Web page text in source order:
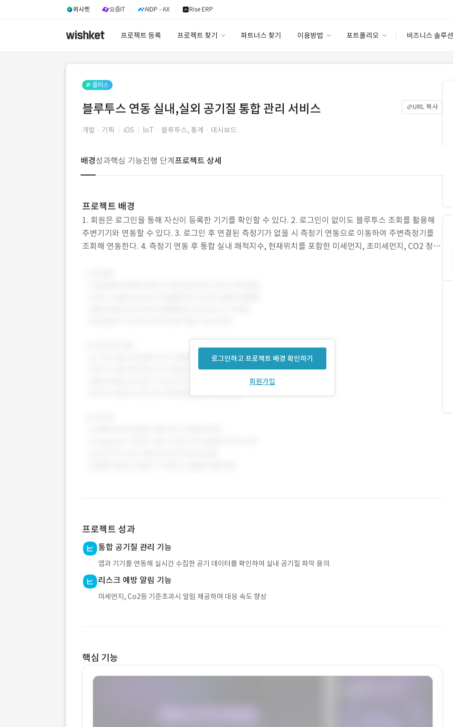
위시켓 요즘IT AIDP - AX Rise ERP
프로젝트 등록 프로젝트 찾기 파트너스 찾기 이용방법 포트폴리오 비즈니스 솔루션
고객센터
안심 코드 케어
스토어
플러스
블루투스 연동 실내,실외 공기질 통합 관리 서비스 URL 복사
개발 · 기획 iOS IoTㆍ블루투스, 통계ㆍ대시보드
배경성과핵심 기능진행 단계 프로젝트 상세
프로젝트 배경
1. 회원은 로그인을 통해 자신이 등록한 기기를 확인할 수 있다. 2. 로그인이 없이도 블루투스 조회를 활용해
주변기기와 연동할 수 있다. 3. 로그인 후 연결된 측정기가 없을 시 측정기 연동으로 이동하여 주변측정기를
조회해 연동한다. 4. 측정기 연동 후 통합 실내 쾌적지수, 현재위치를 포함한 미세먼지, 초미세먼지, CO2 정보
로그인하고 프로젝트 배경 확인하기
회원가입
프로젝트 성과
통합 공기질 관리 기능
앱과 기기를 연동해 실시간 수집한 공기 데이터를 확인하여 실내 공기질 파악 용의
리스크 예방 알림 기능
미세먼지, Co2등 기준초과시 알림 제공하여 대응 속도 향상
핵심 기능